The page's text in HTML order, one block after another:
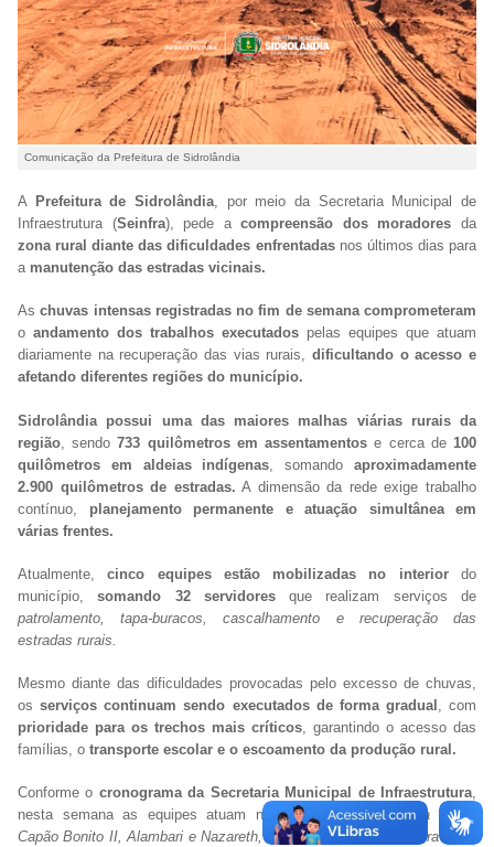
Comunicação da Prefeitura de Sidrolândia
A Prefeitura de Sidrolândia, por meio da Secretaria Municipal de
Infraestrutura (Seinfra), pede acompreensão dos moradoresda
zona rural diante das dificuldades enfrentadasnos últimos dias para
a manutenção das estradas vicinais.
As chuvas intensas registradas no fim de semana comprometeram
o andamento dos trabalhos executados pelas equipes que atuam
diariamente na recuperação das vias rurais, dificultando o acesso e
afetando diferentes regiões do município.
Sidrolândia possui uma das maiores malhas viárias rurais da
região , sendo 733 quilômetros em assentamentos e cerca de 100
quilômetros em aldeias indígenas , somandoaproximadamente
2.900 quilômetros de estradas. A dimensão da rede exige trabalho
contínuo, planejamento permanente e atuação simultânea em
várias frentes.
Atualmente, cinco equipes estão mobilizadas no interior do
município,
somando 32 servidoresque realizam serviços de
patrolamento, tapa-buracos, cascalhamento e recuperação das
estradas rurais.
Mesmo diante das dificuldades provocadas pelo excesso de chuvas,
osserviços continuam sendo executados de forma gradual
, com
prioridade para os trechos mais críticos , garantindo o acesso das
famílias, o transporte escolar e o escoamento da produção rural.
Conforme o cronograma da Secretaria Municipal de Infraestrutura,
nesta semana as equipes atuam nosassentamentos Barra Nova,
Capão Bonito II, Alambari e Nazareth, além do distrito do Quebra Coco